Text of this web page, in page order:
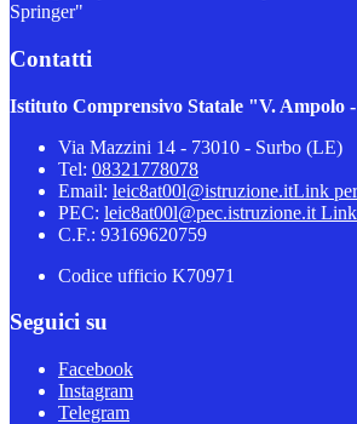
Springer"
Contatti
Istituto Comprensivo Statale "V. Ampolo
Via Mazzini 14 - 73010 - Surbo (LE)
Tel: 08321778078
Email: leic8at00l@istruzione.itLink
PEC: leic8at00l@pec.istruzione.it Link
C.F.: 93169620759
Codice ufficio K70971
Seguici su
Facebook
Instagram
Telegram